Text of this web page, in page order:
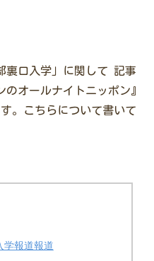
裏口入学」に関して 記事
オールナイトニッポン』
。こちらについて書いて
学報道報道